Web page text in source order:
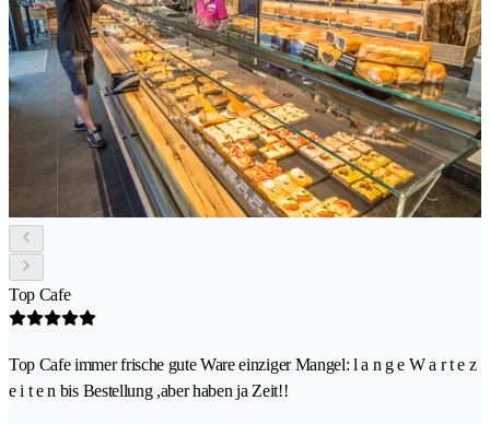
Top Cafe
Top Cafe immer frische gute Ware einziger Mangel: l a n g e W a r t e z
e i t e n bis Bestellung ,aber haben ja Zeit!!